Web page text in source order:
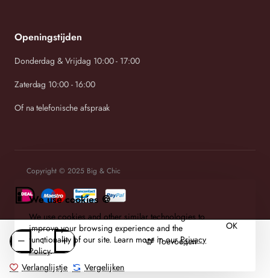
We use cookies 🍪
We use cookies and other similar technologies to
improve your browsing experience and the
functionality of our site. Learn more in ourPrivacy
Policy.
OK
Toevoegen
Verlanglijstje Vergelijken
Openingstijden
Donderdag & Vrijdag 10:00 - 17:00
Zaterdag 10:00 - 16:00
Of na telefonische afspraak
Copyright © 2025 Big & Chic